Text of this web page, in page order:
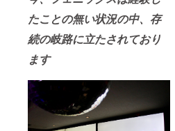
たことの無い状況の中、存
続の岐路に立たされており
ます